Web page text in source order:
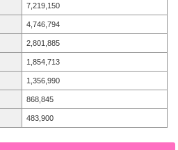
7,219,150
4,746,794
2,801,885
1,854,713
1,356,990
868,845
483,900